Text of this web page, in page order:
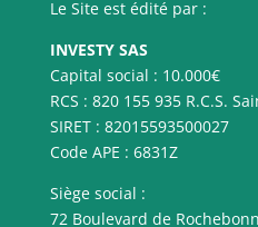
Le Site est édité par :
INVESTY SAS
Capital social : 10.000€
RCS : 820 155 935 R.C.S.
SIRET : 82015593500027
Code APE : 6831Z
Siège social :
72 Boulevard de